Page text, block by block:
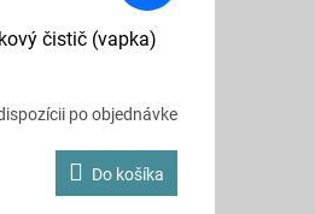
čistič (vapka)
po objednávke
Do košíka